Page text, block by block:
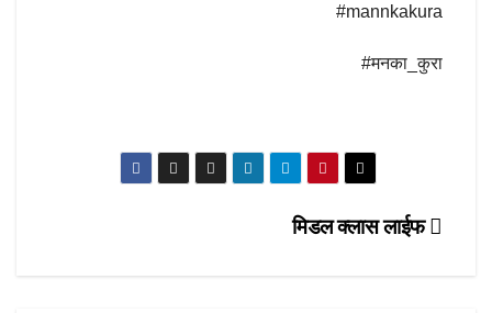
#mannkakura
#मनका_कुरा
मिडल क्लास लाईफ